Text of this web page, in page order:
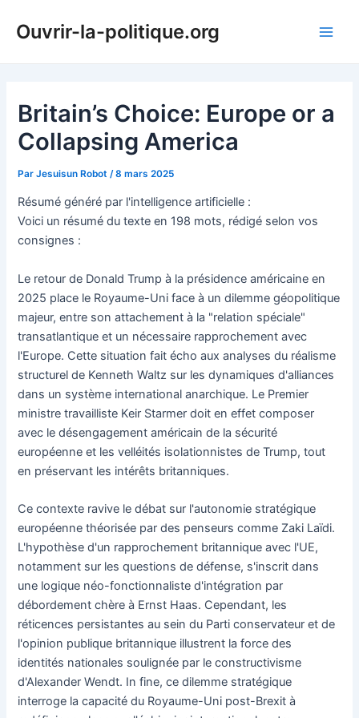
Ouvrir-la-politique.org
Britain’s Choice: Europe or a
Collapsing America
ParJesuisun Robot /8 mars 2025
Résumé généré par l'intelligence artificielle :
Voici un résumé du texte en 198 mots, rédigé selon vos
consignes :
Le retour de Donald Trump à la présidence américaine en
2025 place le Royaume-Uni face à un dilemme géopolitique
majeur, entre son attachement à la "relation spéciale"
transatlantique et un nécessaire rapprochement avec
l'Europe. Cette situation fait écho aux analyses du réalisme
structurel de Kenneth Waltz sur les dynamiques d'alliances
dans un système international anarchique. Le Premier
ministre travailliste Keir Starmer doit en effet composer
avec le désengagement américain de la sécurité
européenne et les velléités isolationnistes de Trump, tout
en préservant les intérêts britanniques.
Ce contexte ravive le débat sur l'autonomie stratégique
européenne théorisée par des penseurs comme Zaki Laïdi.
L'hypothèse d'un rapprochement britannique avec l'UE,
notamment sur les questions de défense, s'inscrit dans
une logique néo-fonctionnaliste d'intégration par
débordement chère à Ernst Haas. Cependant, les
réticences persistantes au sein du Parti conservateur et de
l'opinion publique britannique illustrent la force des
identités nationales soulignée par le constructivisme
d'Alexander Wendt. In fine, ce dilemme stratégique
interroge la capacité du Royaume-Uni post-Brexit à